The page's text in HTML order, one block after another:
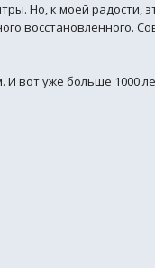
Но, к моей радости,
восстановленного.
И вот уже больше 1000